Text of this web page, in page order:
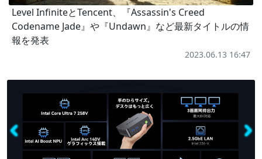
Level InfiniteとTencent、『Assassin's Creed
Codename Jade』や『Undawn』など最新タイトルの情
報を発表
2023.06.13 16:47